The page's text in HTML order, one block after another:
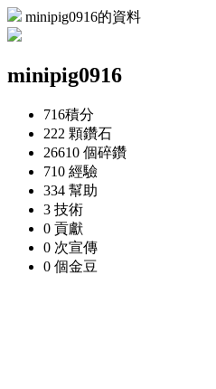
minipig0916的資料
minipig0916
716積分
222 顆鑽石
26610 個碎鑽
710 經驗
334 幫助
3 技術
0 貢獻
0 次宣傳
0 個金豆